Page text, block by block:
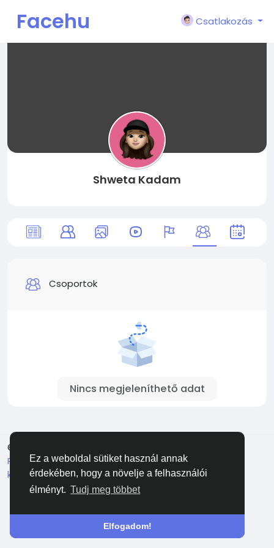
Ez a weboldal sütiket használ annak
érdekében, hogy a növelje a felhasználói
élményt. Tudj meg többet
Elfogadom!
Facehu
Csatlakozás
Shweta Kadam
Csoportok
Nincs megjeleníthető adat
© 2026 Facehun
Rólunk Felhasználói feltételek Adatvédelem
kapcsolatba velünk Könyvtár